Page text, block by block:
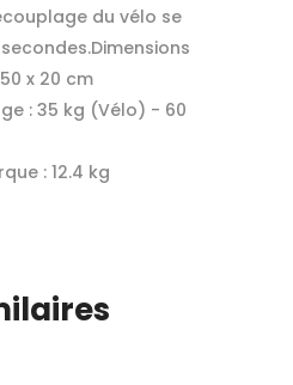
du vélo se
50 x 20 cm
: 35 kg (Vélo) - 60
: 12.4 kg